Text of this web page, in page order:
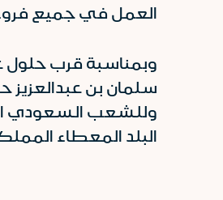
العمل في جميع فروع مصرف
وبمناسبة قرب حلول
سلمان بن
وللشعب السعودي
البلد المعطاء